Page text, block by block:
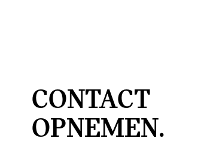
CONTACT
OPNEMEN.